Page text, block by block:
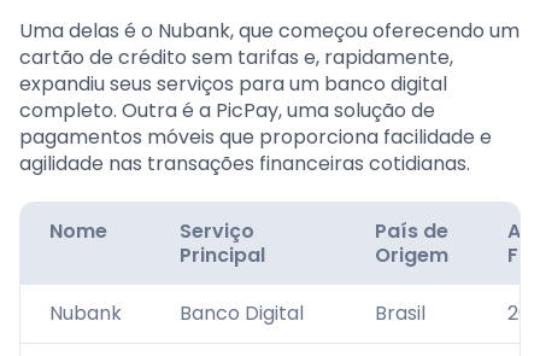
Uma delas é o Nubank, que começou oferecendo um
cartão de crédito sem tarifas e, rapidamente,
expandiu seus serviços para um banco digital
completo. Outra é a PicPay, uma solução de
pagamentos móveis que proporciona facilidade e
agilidade nas transações financeiras cotidianas.
Nome
Serviço
Principal
País de
Origem
Nubank Banco Digital Brasil